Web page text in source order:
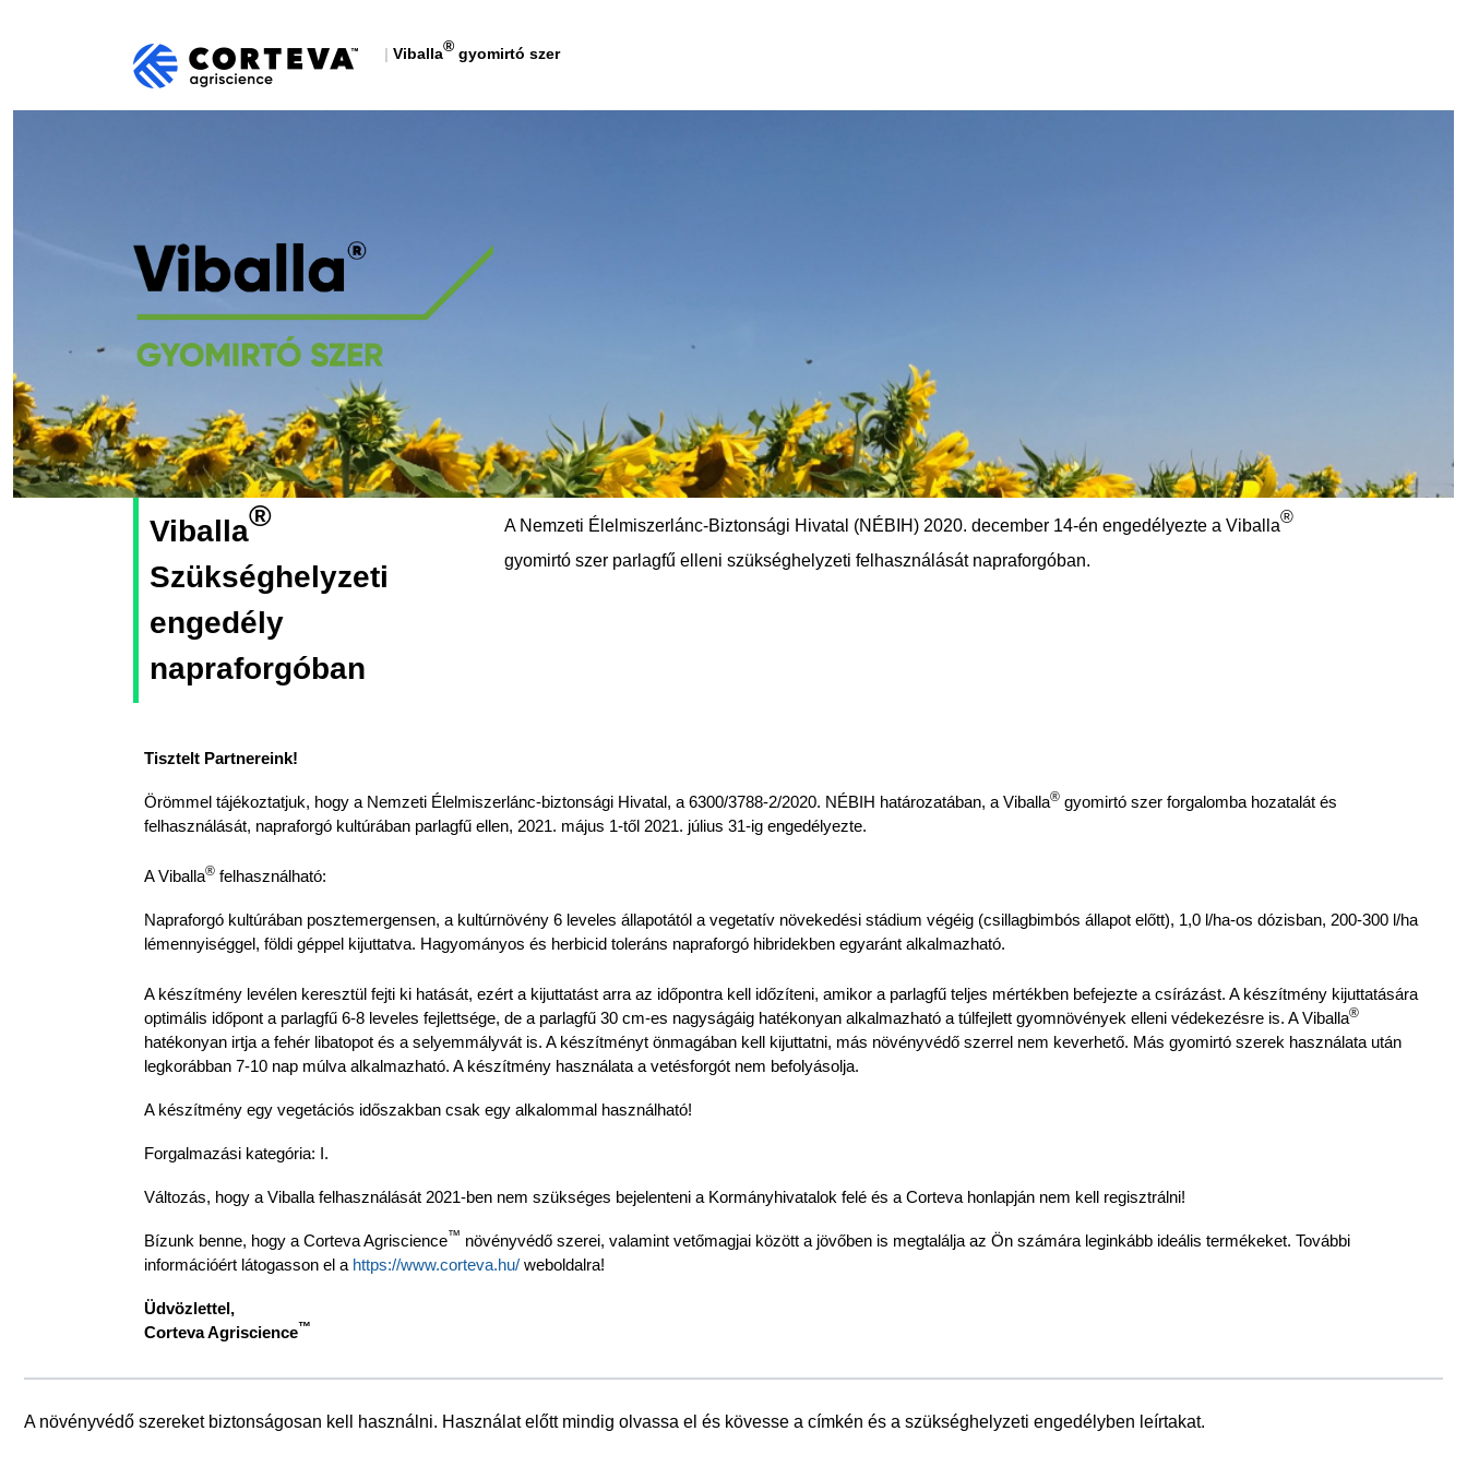
| Viballa®gyomirtó szer
Viballa®
Szükséghelyzeti
engedély
napraforgóban
A Nemzeti Élelmiszerlánc-Biztonsági Hivatal (NÉBIH) 2020. december 14-én engedélyezte a Viballa®
gyomirtó szer parlagfű elleni szükséghelyzeti felhasználását napraforgóban.
Tisztelt Partnereink!
Örömmel tájékoztatjuk, hogy a Nemzeti Élelmiszerlánc-biztonsági Hivatal, a 6300/3788-2/2020. NÉBIH határozatában, a Viballa®gyomirtó szer forgalomba hozatalát és
felhasználását, napraforgó kultúrában parlagfű ellen, 2021. május 1-től 2021. július 31-ig engedélyezte.
A Viballa®felhasználható:
Napraforgó kultúrában posztemergensen, a kultúrnövény 6 leveles állapotától a vegetatív növekedési stádium végéig (csillagbimbós állapot előtt), 1,0 l/ha-os dózisban, 200-300 l/ha
lémennyiséggel, földi géppel kijuttatva. Hagyományos és herbicid toleráns napraforgó hibridekben egyaránt alkalmazható.
A készítmény levélen keresztül fejti ki hatását, ezért a kijuttatást arra az időpontra kell időzíteni, amikor a parlagfű teljes mértékben befejezte a csírázást. A készítmény kijuttatására
optimális időpont a parlagfű 6-8 leveles fejlettsége, de a parlagfű 30 cm-es nagyságáig hatékonyan alkalmazható a túlfejlett gyomnövények elleni védekezésre is. A Viballa®
hatékonyan irtja a fehér libatopot és a selyemmályvát is. A készítményt önmagában kell kijuttatni, más növényvédő szerrel nem keverhető. Más gyomirtó szerek használata után
legkorábban 7-10 nap múlva alkalmazható. A készítmény használata a vetésforgót nem befolyásolja.
A készítmény egy vegetációs időszakban csak egy alkalommal használható!
Forgalmazási kategória: I.
Változás, hogy a Viballa felhasználását 2021-ben nem szükséges bejelenteni a Kormányhivatalok felé és a Corteva honlapján nem kell regisztrálni!
Bízunk benne, hogy a Corteva Agriscience™ növényvédő szerei, valamint vetőmagjai között a jövőben is megtalálja az Ön számára leginkább ideális termékeket. További
információért látogasson el a https://www.corteva.hu/weboldalra!
Üdvözlettel,
Corteva Agriscience™
A növényvédő szereket biztonságosan kell használni. Használat előtt mindig olvassa el és kövesse a címkén és a szükséghelyzeti engedélyben leírtakat.